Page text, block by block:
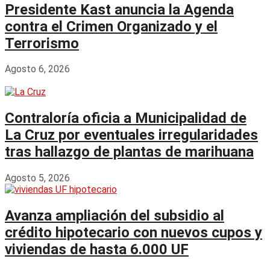
Presidente Kast anuncia la Agenda
contra el Crimen Organizado y el
Terrorismo
Agosto 6, 2026
Contraloría oficia a Municipalidad de
La Cruz por eventuales irregularidades
tras hallazgo de plantas de marihuana
Agosto 5, 2026
Avanza ampliación del subsidio al
crédito hipotecario con nuevos cupos y
viviendas de hasta 6.000 UF